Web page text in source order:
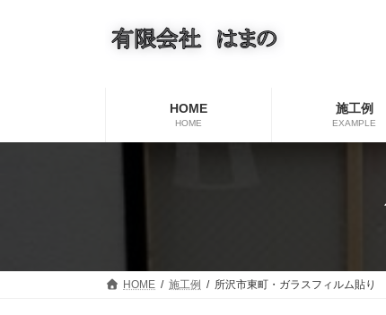
キ
に
HOME
HOME
施工例
EXAMPLE
HOME 施工例 所沢市東町・ガラスフィルム貼り